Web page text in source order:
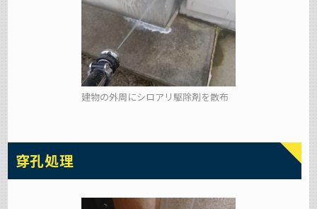
建物の外周にシロアリ駆除剤を散布
穿孔処理